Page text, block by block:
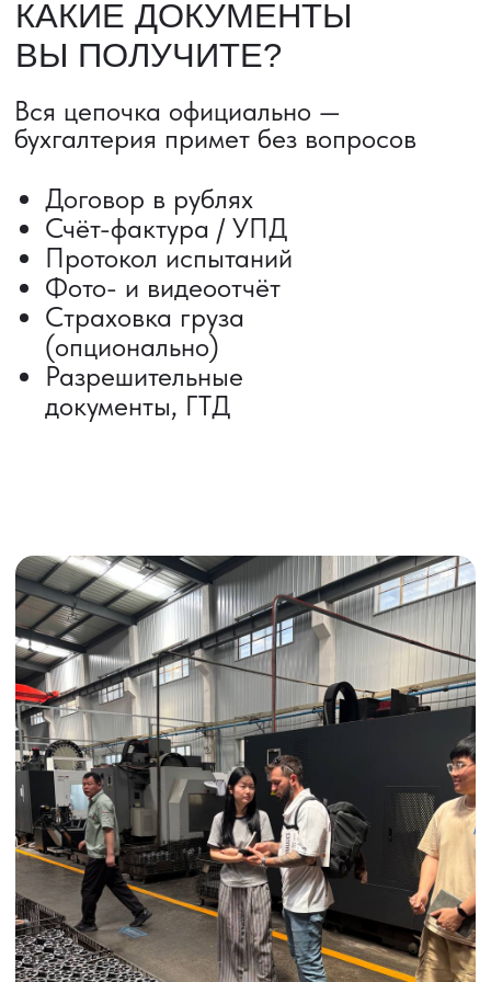
ВЫКУП ТОВАРОВ ИЗ КИТАЯ
Выкуп от 1 000 000 ₽
Выкуп с Alibaba
ИНДИВИДУАЛЬНЫЕ УСЛУГИ
Выгодные условия
Сертификация грузов
Консолидация грузов
Сопровождение грузов
Таможенное оформление
Страхование груза
Временное хранение
Организация производства
Проверка качества товара
Оплата и переговоры
с поставщиком
Инспекция поставщика
Товары для маркетплейсов
Получить консультацию
ДОСТАВКА ТОВАРОВ ИЗ КИТАЯ
Сроки от 5 дней
Авиадоставка
Сборный груз
Железнодорожные перевозки
Автогрузоперевозки
Контейнерные перевозки
Доставка образцов
Получить консультацию